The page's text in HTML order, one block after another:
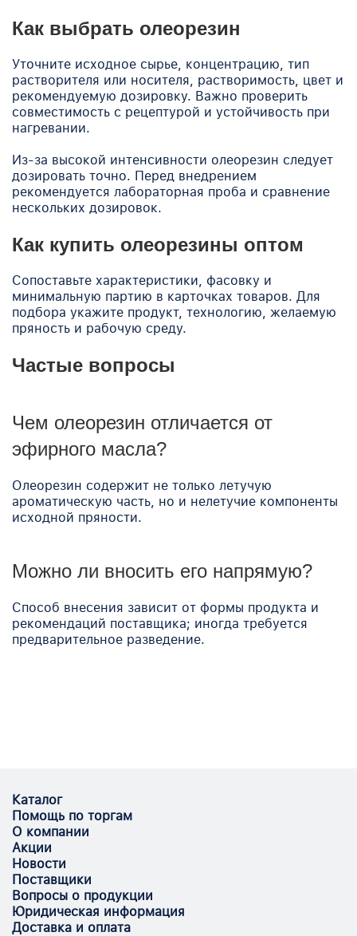
Как выбрать олеорезин
Уточните исходное сырье, концентрацию, тип
растворителя или носителя, растворимость, цвет и
рекомендуемую дозировку. Важно проверить
совместимость с рецептурой и устойчивость при
нагревании.
Из-за высокой интенсивности олеорезин следует
дозировать точно. Перед внедрением
рекомендуется лабораторная проба и сравнение
нескольких дозировок.
Как купить олеорезины оптом
Сопоставьте характеристики, фасовку и
минимальную партию в карточках товаров. Для
подбора укажите продукт, технологию, желаемую
пряность и рабочую среду.
Частые вопросы
Чем олеорезин отличается от
эфирного масла?
Олеорезин содержит не только летучую
ароматическую часть, но и нелетучие компоненты
исходной пряности.
Можно ли вносить его напрямую?
Способ внесения зависит от формы продукта и
рекомендаций поставщика; иногда требуется
предварительное разведение.
Каталог
Помощь по торгам
О компании
Акции
Новости
Поставщики
Вопросы о продукции
Юридическая информация
Доставка и оплата